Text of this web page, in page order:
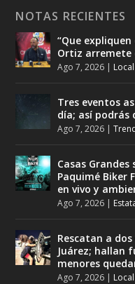
NOTAS RECIENTES
“Que
Ortiz arremete
Ago 7, 2026 | Local
Tres eventos
día; así
Ago 7, 2026 |
Casas
Paquimé Biker
en vivo y
Ago 7, 2026 |
Rescatan a
Juárez; hallan
menores
Ago 7, 2026 | Local